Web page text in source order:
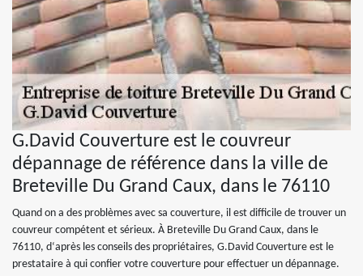
G.David Couverture est le couvreur
dépannage de référence dans la ville de
Breteville Du Grand Caux, dans le 76110
Quand on a des problèmes avec sa couverture, il est difficile de trouver un
couvreur compétent et sérieux. À Breteville Du Grand Caux, dans le
76110, d‘après les conseils des propriétaires, G.David Couverture est le
prestataire à qui confier votre couverture pour effectuer un dépannage.